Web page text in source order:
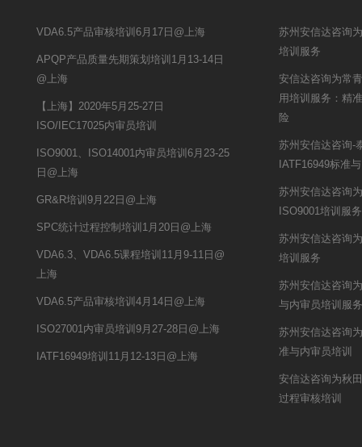
VDA6.5产品审核培训6月17日@上海
APQP产品质量先期策划培训1月13-14日
@上海
【上海】2020年5月25-27日
ISO/IEC17025内审员培训
ISO9001、ISO14001内审员培训6月23-25
日@上海
GR&R培训9月22日@上海
SPC统计过程控制培训1月20日@上海
VDA6.3、VDA6.5课程培训11月9-11日@
上海
VDA6.5产品审核培训4月14日@上海
ISO27001内审员培训9月27-28日@上海
IATF16949培训11月12-13日@上海
苏州安信达咨询
培训服务
安信达咨询为常
用培训服务：精
险
苏州安信达咨询-
IATF16949标准
苏州安信达咨询
ISO9001培训服务
苏州安信达咨询
培训服务
苏州安信达咨询
与内审员培训服务
苏州安信达咨询
准与内审员培训
安信达咨询为秋
过程审核培训